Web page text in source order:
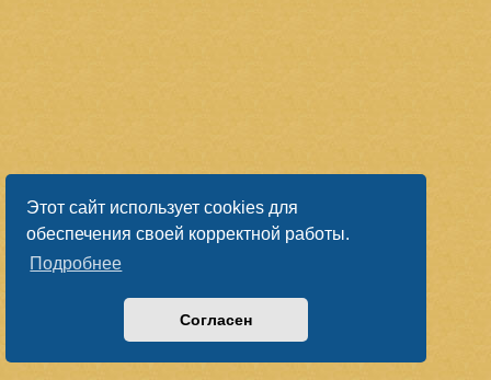
Этот сайт использует cookies для
обеспечения своей корректной работы.
Подробнее
Согласен